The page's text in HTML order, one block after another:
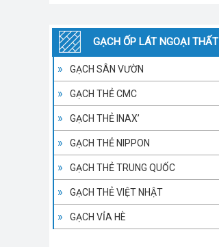
GẠCH ỐP LÁT NGOẠI THẤT
GẠCH SÂN VƯỜN
GẠCH THẺ CMC
GẠCH THẺ INAX’
GẠCH THẺ NIPPON
GẠCH THẺ TRUNG QUỐC
GẠCH THẺ VIỆT NHẬT
GẠCH VỈA HÈ